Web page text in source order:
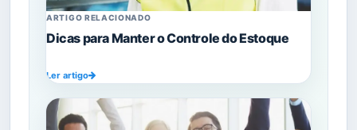
ARTIGO RELACIONADO
Dicas para Manter o Controle do Estoque
Ler artigo